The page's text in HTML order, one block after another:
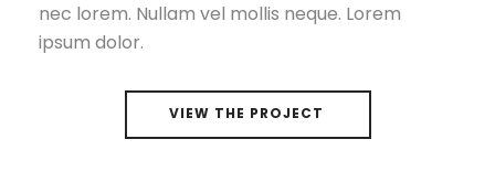
nec lorem. Nullam vel mollis neque. Lorem
ipsum dolor.
VIEW THE PROJECT